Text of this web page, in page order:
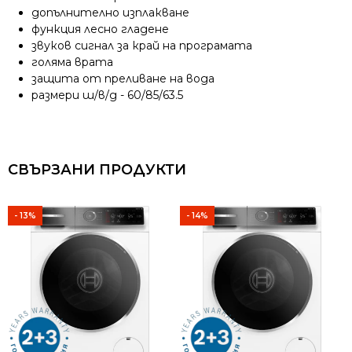
допълнително изплакване
функция лесно гладене
звуков сигнал за край на програмата
голяма врата
защита от преливане на вода
размери ш/в/д - 60/85/63.5
СВЪРЗАНИ ПРОДУКТИ
- 13% - 14%